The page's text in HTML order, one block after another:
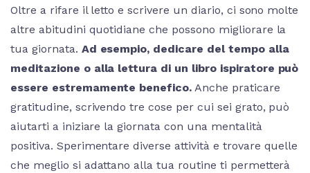
Oltre a rifare il letto e scrivere un diario, ci sono molte
altre abitudini quotidiane che possono migliorare la
tua giornata. Ad esempio, dedicare del tempo alla
meditazione o alla lettura di un libro ispiratore può
essere estremamente benefico. Anche praticare
gratitudine, scrivendo tre cose per cui sei grato, può
aiutarti a iniziare la giornata con una mentalità
positiva. Sperimentare diverse attività e trovare quelle
che meglio si adattano alla tua routine ti permetterà